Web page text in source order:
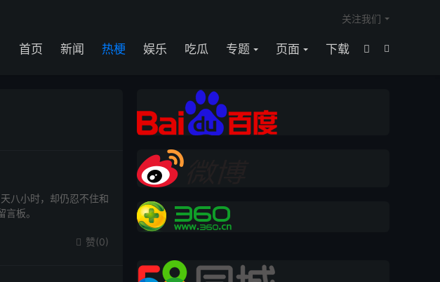


首页 新闻 热梗 娱乐 吃瓜 专题 页面 下载
关注我们
八小时，却仍忍不住和
板。
 赞(0)